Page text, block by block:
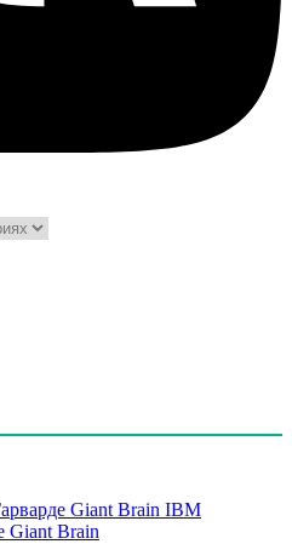
IBM
Giant Brain